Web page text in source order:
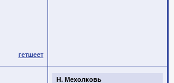
гетшеет
Н. Мехолковь